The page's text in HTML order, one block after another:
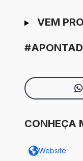
VEM
CONHEÇA
Website